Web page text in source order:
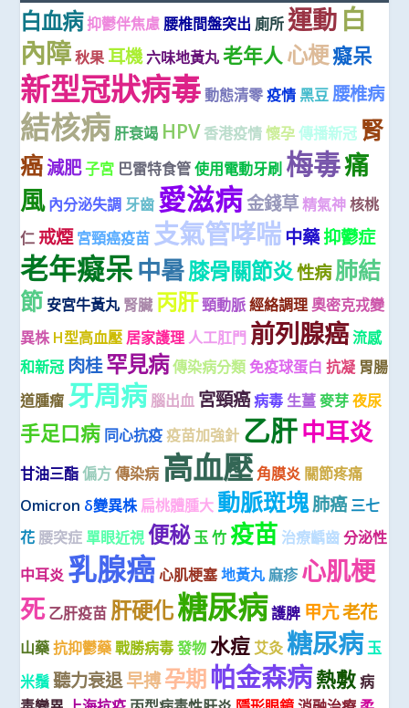
白血病 抑鬱伴焦慮 腰椎間盤突出 廁所 運動 白
內障 秋果 耳機 六味地黃丸 老年人心梗癡呆
新型冠狀病毒 動態清零 疫情 黑豆 腰椎病
結核病 肝衰竭 HPV 香港疫情 懷孕 傳播新冠 腎
癌減肥子宮 巴雷特食管 使用電動牙刷 梅毒痛
風 內分泌失調 牙齒 愛滋病金錢草 精氣神 核桃
仁 戒煙 宮頸癌疫苗 支氣管哮喘中藥抑鬱症
老年癡呆中暑膝骨關節炎性病肺結
節 安宮牛黃丸 腎臟 丙肝頸動脈 經絡調理 奧密克戎變
異株 H型高血壓 居家護理 人工肛門 前列腺癌流感
和新冠 肉桂罕見病傳染病分類 免疫球蛋白 抗凝 胃腸
道腫瘤 牙周病 腦出血 宮頸癌病毒 生薑 麥芽 夜尿
手足口病 同心抗疫 疫苗加強針 乙肝中耳炎
甘油三酯 偏方 傳染病 高血壓 角膜炎 關節疼痛
Omicron δ變異株 扁桃體腫大 動脈斑塊肺癌 三七
花 腰突症 單眼近視 便秘玉 竹 疫苗 治療齲齒 分泌性
中耳炎 乳腺癌 心肌梗塞 地黃丸 麻疹 心肌梗
死 乙肝疫苗 肝硬化糖尿病護脾 甲亢老花
山藥 抗抑鬱藥 戰勝病毒 發物 水痘 艾灸 糖尿病玉
米鬚 聽力衰退早搏孕期帕金森病熱敷 病